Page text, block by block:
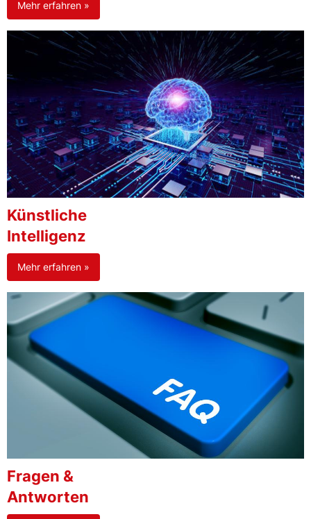
Mehr erfahren »
Künstliche
Intelligenz
Mehr erfahren »
Fragen &
Antworten